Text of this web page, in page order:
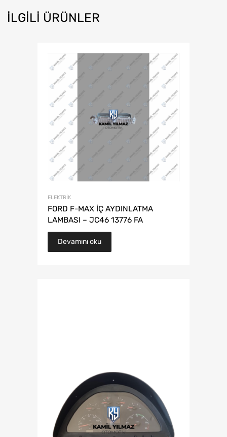
İLGILI ÜRÜNLER
ELEKTRIK
FORD F-MAX İÇ AYDINLATMA
LAMBASI – JC46 13776 FA
Devamını oku